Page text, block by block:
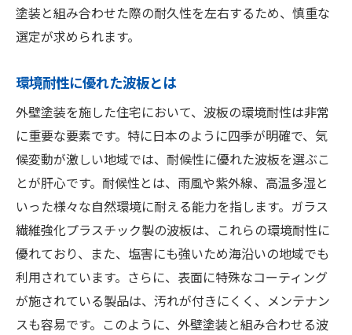
塗装と組み合わせた際の耐久性を左右するため、慎重な
選定が求められます。
環境耐性に優れた波板とは
外壁塗装を施した住宅において、波板の環境耐性は非常
に重要な要素です。特に日本のように四季が明確で、気
候変動が激しい地域では、耐候性に優れた波板を選ぶこ
とが肝心です。耐候性とは、雨風や紫外線、高温多湿と
いった様々な自然環境に耐える能力を指します。ガラス
繊維強化プラスチック製の波板は、これらの環境耐性に
優れており、また、塩害にも強いため海沿いの地域でも
利用されています。さらに、表面に特殊なコーティング
が施されている製品は、汚れが付きにくく、メンテナン
スも容易です。このように、外壁塗装と組み合わせる波